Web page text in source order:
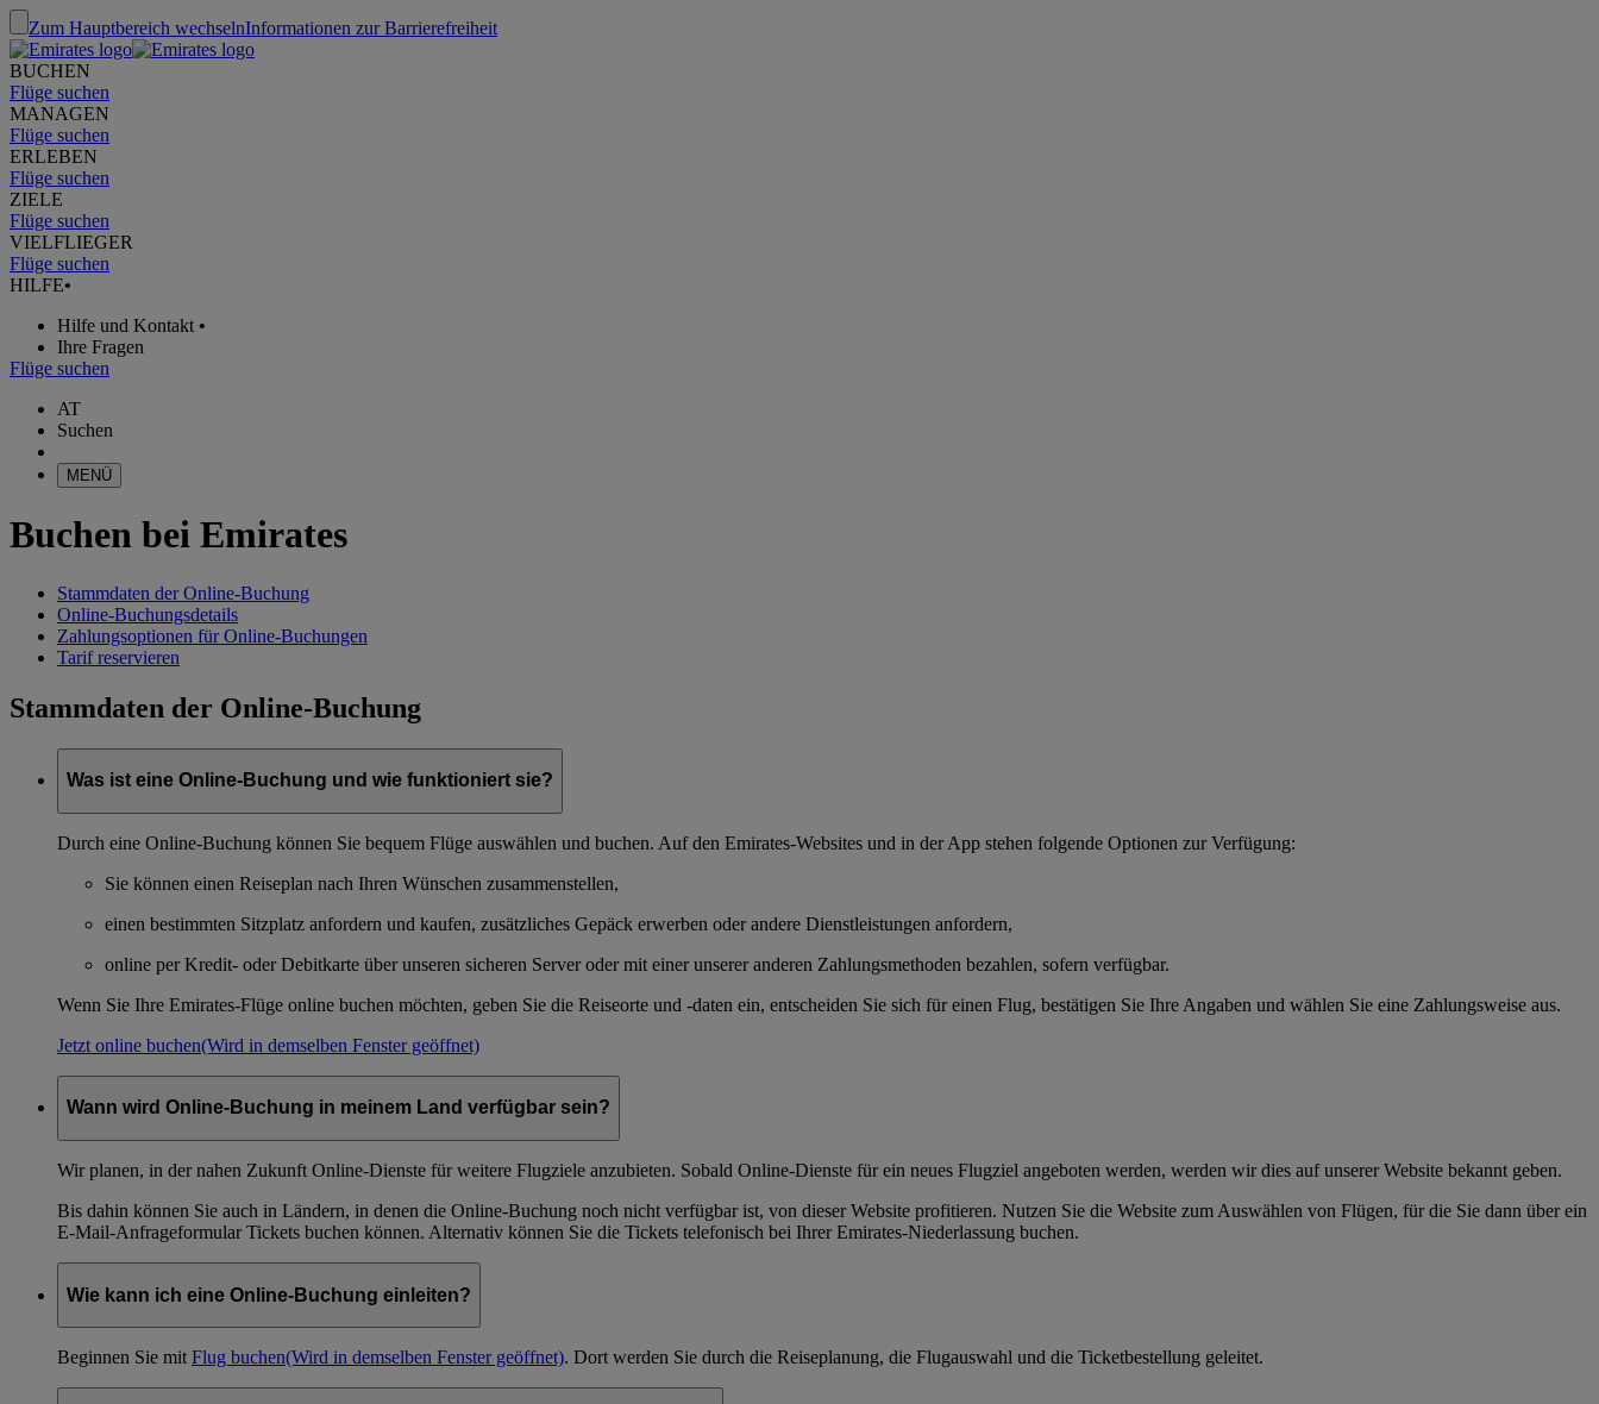
Zum Hauptbereich wechselnInformationen zur Barrierefreiheit
BUCHEN
Flüge suchen
MANAGEN
Flüge suchen
ERLEBEN
Flüge suchen
ZIELE
Flüge suchen
VIELFLIEGER
Flüge suchen
HILFE•
Hilfe und Kontakt •
Ihre Fragen
Flüge suchen
AT
Suchen
MENÜ
Buchen bei Emirates
Stammdaten der Online-Buchung
Online-Buchungsdetails
Zahlungsoptionen für Online-Buchungen
Tarif reservieren
Stammdaten der Online-Buchung
Was ist eine Online-Buchung und wie funktioniert sie?
Durch eine Online-Buchung können Sie bequem Flüge auswählen und buchen. Auf den Emirates-Websites und in der App stehen folgende Optionen zur Verfügung:
Sie können einen Reiseplan nach Ihren Wünschen zusammenstellen,
einen bestimmten Sitzplatz anfordern und kaufen, zusätzliches Gepäck erwerben oder andere Dienstleistungen anfordern,
online per Kredit- oder Debitkarte über unseren sicheren Server oder mit einer unserer anderen Zahlungsmethoden bezahlen, sofern verfügbar.
Wenn Sie Ihre Emirates-Flüge online buchen möchten, geben Sie die Reiseorte und -daten ein, entscheiden Sie sich für einen Flug, bestätigen Sie Ihre Angaben und wählen Sie eine Zahlungsweise aus.
Jetzt online buchen(Wird in demselben Fenster geöffnet)
Wann wird Online-Buchung in meinem Land verfügbar sein?
Wir planen, in der nahen Zukunft Online-Dienste für weitere Flugziele anzubieten. Sobald Online-Dienste für ein neues Flugziel angeboten werden, werden wir dies auf unserer Website bekannt geben.
Bis dahin können Sie auch in Ländern, in denen die Online-Buchung noch nicht verfügbar ist, von dieser Website profitieren. Nutzen Sie die Website zum Auswählen von Flügen, für die Sie dann über ein
E-Mail-Anfrageformular Tickets buchen können. Alternativ können Sie die Tickets telefonisch bei Ihrer Emirates-Niederlassung buchen.
Wie kann ich eine Online-Buchung einleiten?
Beginnen Sie mit Flug buchen(Wird in demselben Fenster geöffnet). Dort werden Sie durch die Reiseplanung, die Flugauswahl und die Ticketbestellung geleitet.